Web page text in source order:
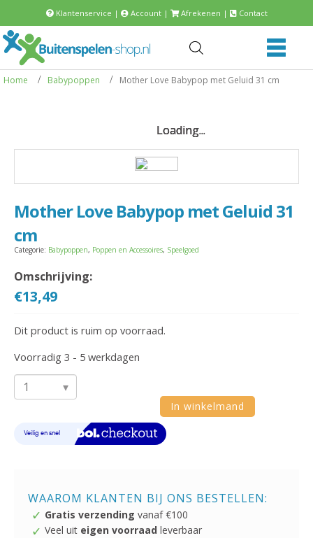
Klantenservice | Account| Afrekenen | Contact
Home Babypoppen Mother Love Babypop met Geluid 31 cm
Loading...
Loading...
Loading...
Loading...
Mother Love Babypop met Geluid 31
cm
Categorie: Babypoppen, Poppen en Accessoires, Speelgoed
Omschrijving:
€13,49
Dit product is ruim op voorraad.
Voorradig 3 - 5 werkdagen
Mother
Babypop
aantal
In winkelmand
WAAROM KLANTEN BIJ ONS BESTELLEN:
Gratis verzending vanaf €100
Veel uit eigen voorraad leverbaar